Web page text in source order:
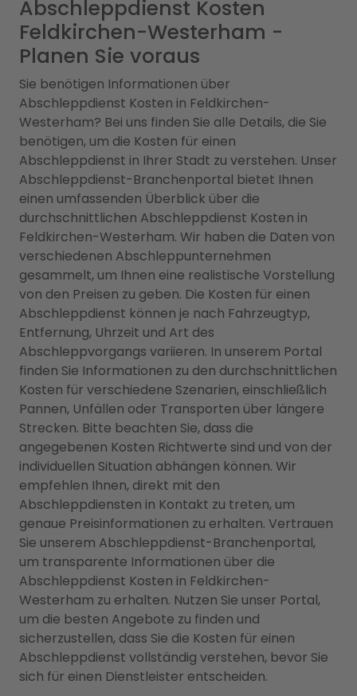
Abschleppdienst Kosten
Feldkirchen-Westerham -
Planen Sie voraus
Sie benötigen Informationen über
Abschleppdienst Kosten in Feldkirchen-
Westerham? Bei uns finden Sie alle Details, die Sie
benötigen, um die Kosten für einen
Abschleppdienst in Ihrer Stadt zu verstehen. Unser
Abschleppdienst-Branchenportal bietet Ihnen
einen umfassenden Überblick über die
durchschnittlichen Abschleppdienst Kosten in
Feldkirchen-Westerham. Wir haben die Daten von
verschiedenen Abschleppunternehmen
gesammelt, um Ihnen eine realistische Vorstellung
von den Preisen zu geben. Die Kosten für einen
Abschleppdienst können je nach Fahrzeugtyp,
Entfernung, Uhrzeit und Art des
Abschleppvorgangs variieren. In unserem Portal
finden Sie Informationen zu den durchschnittlichen
Kosten für verschiedene Szenarien, einschließlich
Pannen, Unfällen oder Transporten über längere
Strecken. Bitte beachten Sie, dass die
angegebenen Kosten Richtwerte sind und von der
individuellen Situation abhängen können. Wir
empfehlen Ihnen, direkt mit den
Abschleppdiensten in Kontakt zu treten, um
genaue Preisinformationen zu erhalten. Vertrauen
Sie unserem Abschleppdienst-Branchenportal,
um transparente Informationen über die
Abschleppdienst Kosten in Feldkirchen-
Westerham zu erhalten. Nutzen Sie unser Portal,
um die besten Angebote zu finden und
sicherzustellen, dass Sie die Kosten für einen
Abschleppdienst vollständig verstehen, bevor Sie
sich für einen Dienstleister entscheiden.